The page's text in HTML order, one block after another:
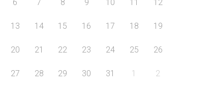
6 7 8 9 10 11 12
13 14 15 16 17 18 19
20 21 22 23 24 25 26
27 28 29 30 31 1 2